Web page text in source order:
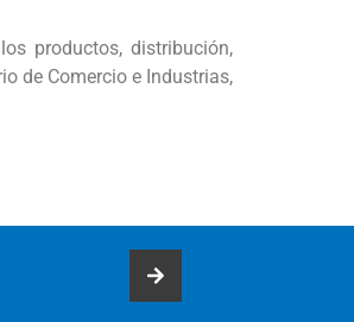
productos, distribución,
de Comercio e Industrias,